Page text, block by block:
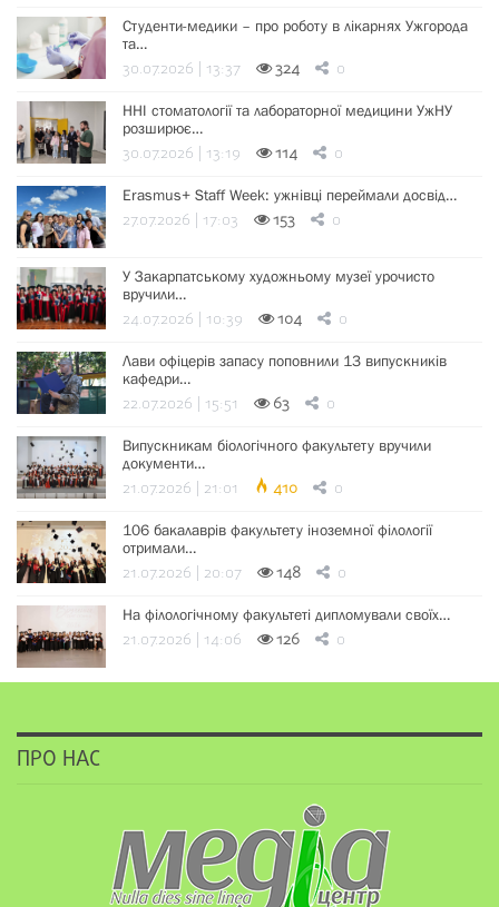
Студенти-медики – про роботу в лікарнях Ужгорода
та…
30.07.2026 | 13:37 324 0
ННІ стоматології та лабораторної медицини УжНУ
розширює…
30.07.2026 | 13:19 114 0
Erasmus+ Staff Week: ужнівці переймали досвід…
27.07.2026 | 17:03 153 0
У Закарпатському художньому музеї урочисто
вручили…
24.07.2026 | 10:39 104 0
Лави офіцерів запасу поповнили 13 випускників
кафедри…
22.07.2026 | 15:51 63 0
Випускникам біологічного факультету вручили
документи…
21.07.2026 | 21:01 410 0
106 бакалаврів факультету іноземної філології
отримали…
21.07.2026 | 20:07 148 0
На філологічному факультеті дипломували своїх…
21.07.2026 | 14:06 126 0
ПРО НАС